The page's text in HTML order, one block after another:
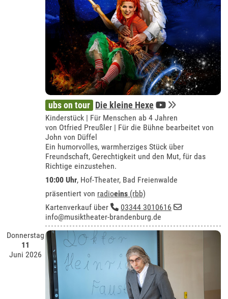
ubs on tour Die kleine Hexe
Kinderstück | Für Menschen ab 4 Jahren
von Otfried Preußler | Für die Bühne bearbeitet von
John von Düffel
Ein humorvolles, warmherziges Stück über
Freundschaft, Gerechtigkeit und den Mut, für das
Richtige einzustehen.
10:00 Uhr, Hof-Theater, Bad Freienwalde
präsentiert von radioeins (rbb)
Kartenverkauf über
03344 3010616
info@musiktheater-brandenburg.de
Donnerstag
11
Juni 2026